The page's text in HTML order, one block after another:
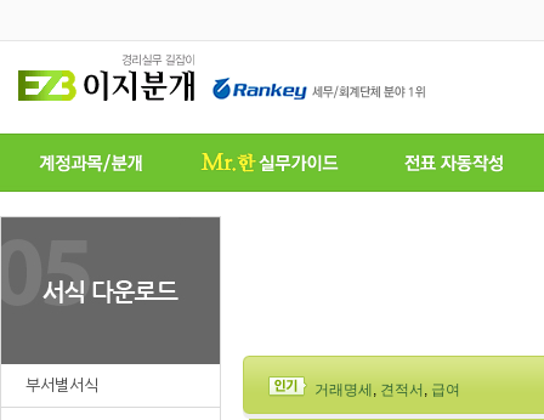
부서별서식 거래명세 , 견적서 , 급여